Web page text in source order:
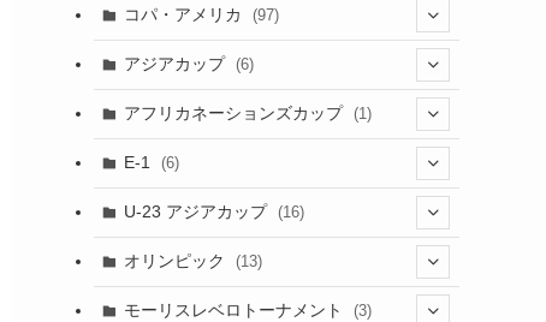
コパ・アメリカ (97)
(32)
(48)
(7)
(11)
アジアカップ (6)
(5)
アフリカネーションズカップ (1)
E-1 (6)
(4)
(2)
U-23 アジアカップ (16)
(2)
オリンピック (13)
(8)
モーリスレベロトーナメント (3)